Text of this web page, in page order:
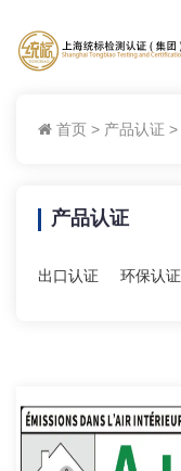
首页 > 产品认证 >
产品认证
出口认证 环保认证